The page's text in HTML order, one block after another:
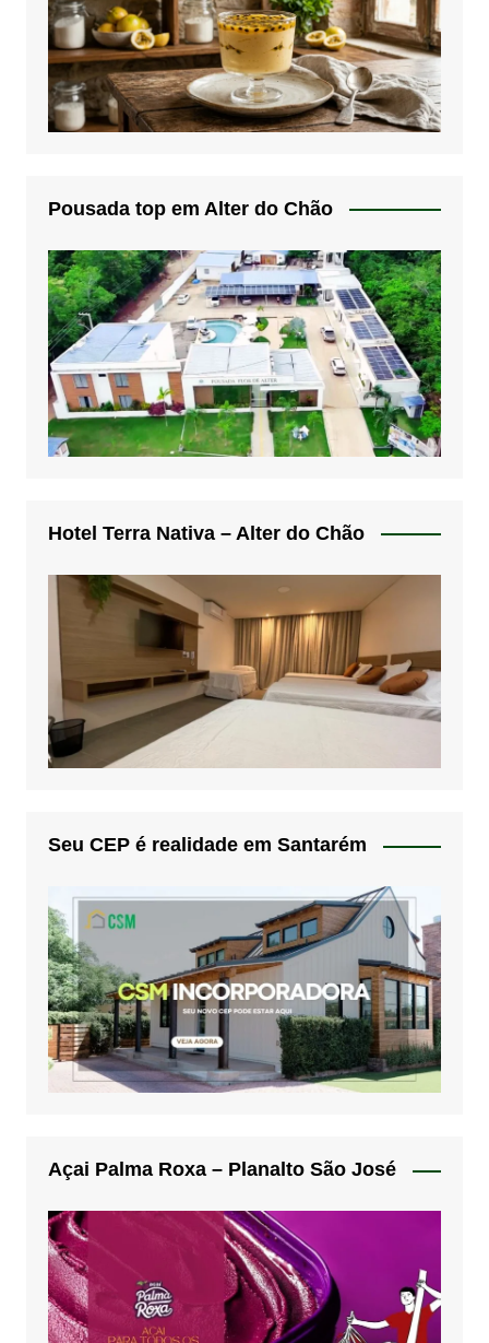
Pousada top em Alter do Chão
Hotel Terra Nativa – Alter do Chão
Seu CEP é realidade em Santarém
Açai Palma Roxa – Planalto São José